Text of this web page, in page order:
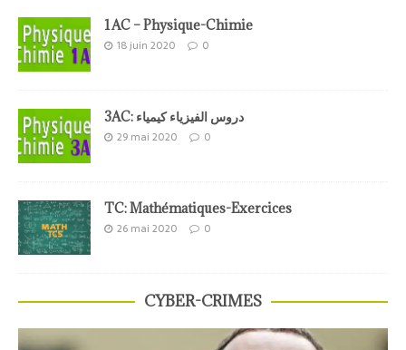
1AC – Physique-Chimie
18 juin 2020 0
3AC: دروس الفيزياء كيمياء
29 mai 2020 0
TC: Mathématiques-Exercices
26 mai 2020 0
CYBER-CRIMES